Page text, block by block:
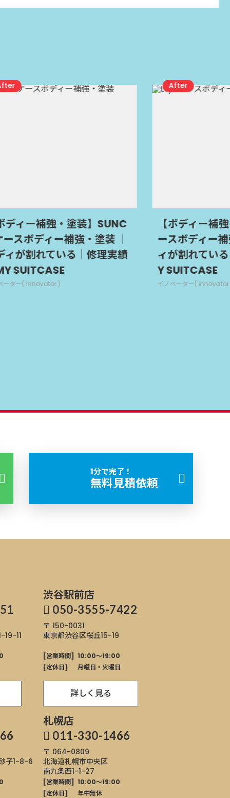
強・塗装】SUNC
ディー補強・塗装 ｜
ている｜修理実績
)
【ボディー補強・塗
ースボディー補強・
ィが割れている｜修
Y SUITCASE
イノベーター( innovator )
1分で完了！
無料見積依頼
19-11
渋谷駅前店
050-3555-7422
〒 150-0031
東京都渋谷区桜丘15-19
[営業時間] 10:00～19:00
[定休日]
月曜日・火曜日
詳しく見る
子1-8-6
札幌店
011-330-1466
〒 064-0809
北海道札幌市中央区
南九条西1-1-27
[営業時間] 10:00～19:00
[定休日]
年中無休